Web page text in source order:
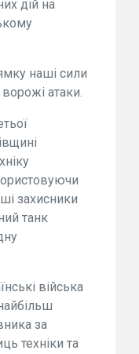
дій на
наші сили
атаки.
захисники
танк
війська
за
техніки та